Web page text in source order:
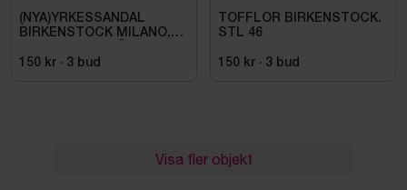
(NYA)YRKESSANDAL
BIRKENSTOCK MILANO,
SVART. STL 42
150 kr · 3 bud
TOFFLOR BIRKENSTOCK.
STL 46
150 kr · 3 bud
Visa fler objekt